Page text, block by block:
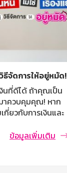
ธีจัดการให้อยู่หมัด!
นที่ดีได้ ถ้าคุณเป็น
าควบคุมคุณ! หาก
กี่ยวกับการเงินและ
บคุณ
ข้อมูลเพิ่มเติม